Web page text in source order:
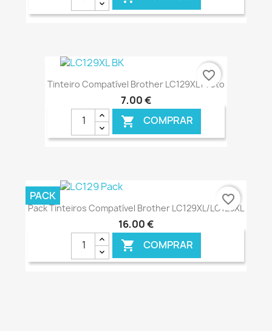
€ ONLINE
Tinteiro Compatível Brother LC129XL Preto
7,00 €
 COMPRAR
favorite_border
Pack Tinteiros Compatível Brother LC129XL/LC125XL
16,00 €
 COMPRAR
PACK favorite_border